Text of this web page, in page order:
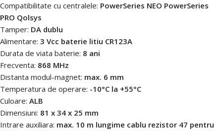
Compatibilitate cu centralele: PowerSeries NEO PowerSeries
PRO Qolsys
Tamper: DA dublu
Alimentare: 3 Vcc baterie litiu CR123A
Durata de viata baterie: 8 ani
Frecventa: 868 MHz
Distanta modul-magnet: max. 6 mm
Temperatura de operare: -10°C la +55°C
Culoare: ALB
Dimensiuni: 81 x 34 x 25 mm
Intrare auxiliara: max. 10 m lungime cablu rezistor 47 pentru